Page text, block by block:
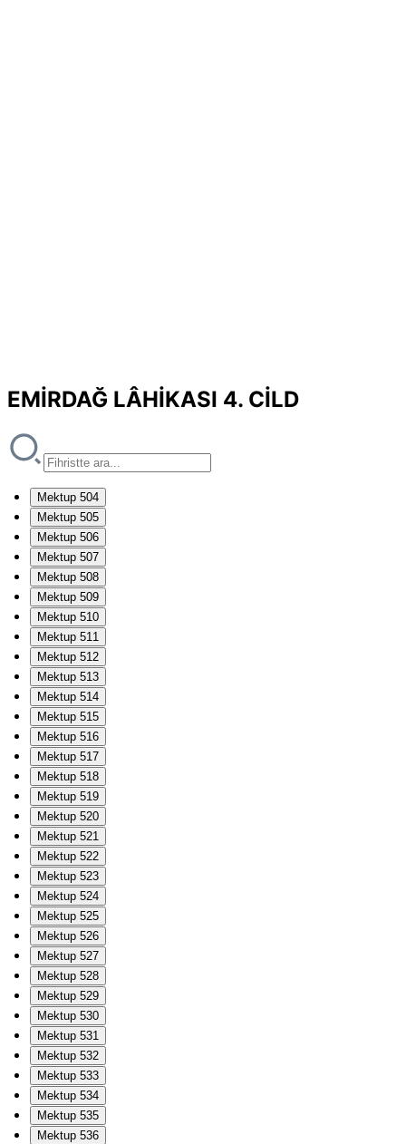
EMİRDAĞ LÂHİKASI 4. CİLD
Mektup 504
Mektup 505
Mektup 506
Mektup 507
Mektup 508
Mektup 509
Mektup 510
Mektup 511
Mektup 512
Mektup 513
Mektup 514
Mektup 515
Mektup 516
Mektup 517
Mektup 518
Mektup 519
Mektup 520
Mektup 521
Mektup 522
Mektup 523
Mektup 524
Mektup 525
Mektup 526
Mektup 527
Mektup 528
Mektup 529
Mektup 530
Mektup 531
Mektup 532
Mektup 533
Mektup 534
Mektup 535
Mektup 536